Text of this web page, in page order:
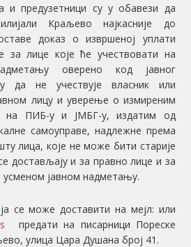
су у обавези да
Краљево најкасније до
доказ о извршеној уплати
за лице које ће учествовати на
оверено код јавног
да не учествује власник или
лицу и уверење о измиреним
на ПИБ-у и ЈМБГ-у, издатим од
самоуправе, надлежне према
лица, које не може бити старије
достављају и за правно лице и за
усменом јавном надметању.
може доставити на мејл: или
предати на писарници Пореске
улица Цара Душана број 41.